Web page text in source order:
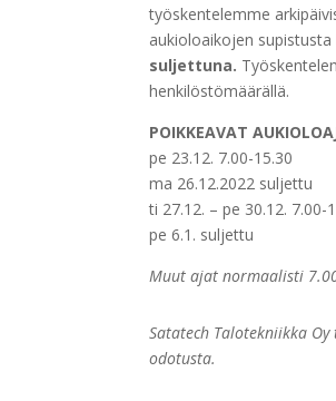
työskentelemme
aukioloaikojen
suljettuna.
henkilöstömäärällä.
POIKKEAVAT
pe 23.12. 7.00-15.30
ma 26.12.2022 suljettu
ti 27.12. – pe 30.12. 7.00-
pe 6.1. suljettu
Muut ajat normaalisti
Satatech Talotekniikka
odotusta.